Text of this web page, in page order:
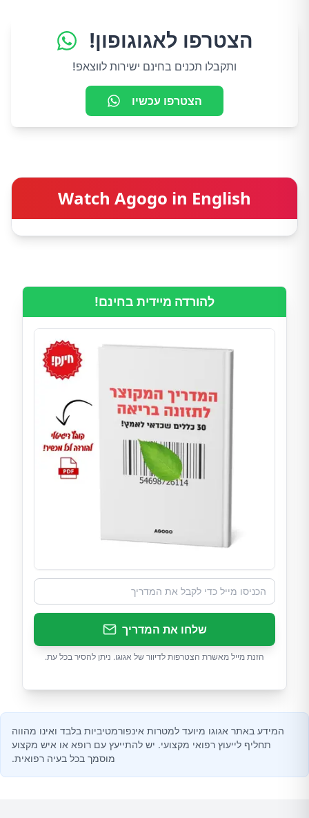
הצטרפו לאגוגופון!
ותקבלו תכנים בחינם ישירות לווצאפ!
הצטרפו עכשיו
Watch Agogo in English
להורדה מיידית בחינם!
שלחו את המדריך
הזנת מייל מאשרת הצטרפות לדיוור של אגוגו. ניתן להסיר בכל עת.
המידע באתר אגוגו מיועד למטרות אינפורמטיביות בלבד ואינו מהווה
תחליף לייעוץ רפואי מקצועי. יש להתייעץ עם רופא או איש מקצוע
מוסמך בכל בעיה רפואית.